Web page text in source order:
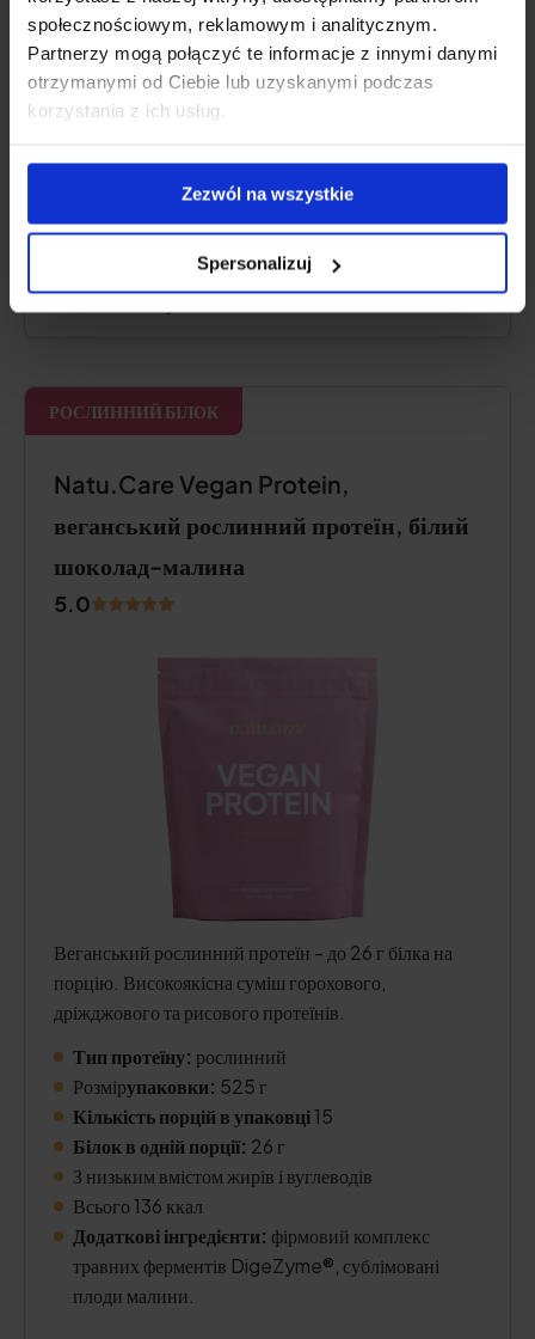
społecznościowym, reklamowym i analitycznym.
Partnerzy mogą połączyć te informacje z innymi danymi
otrzymanymi od Ciebie lub uzyskanymi podczas
korzystania z ich usług.
Zezwól na wszystkie
Spersonalizuj
Хватает на:15 днів (375 g в упаковці)
Перевірити ціну
Опис продукту
Плюси і мінуси
РОСЛИННИЙ БІЛОК
Natu.Care Vegan Protein,
веганський рослинний протеїн, білий
шоколад-малина
5.0
Веганський рослинний протеїн - до 26 г білка на
порцію. Високоякісна суміш горохового,
дріжджового та рисового протеїнів.
Тип протеїну: рослинний
Розмірупаковки: 525 г
Кількість порцій в упаковці15
Білок в одній порції: 26 г
З низьким вмістом жирів і вуглеводів
Всього 136 ккал
Додаткові інгредієнти: фірмовий комплекс
травних ферментів DigeZyme®, сублімовані
плоди малини.